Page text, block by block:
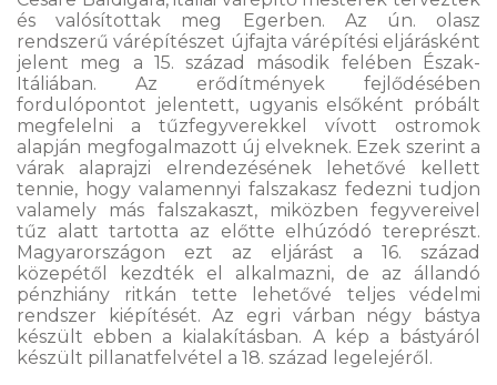
és valósítottak meg Egerben. Az ún. olasz
rendszerű várépítészet újfajta várépítési eljárásként
jelent meg a 15. század második felében Észak-
Itáliában. Az erődítmények fejlődésében
fordulópontot jelentett, ugyanis elsőként próbált
megfelelni a tűzfegyverekkel vívott ostromok
alapján megfogalmazott új elveknek. Ezek szerint a
várak alaprajzi elrendezésének lehetővé kellett
tennie, hogy valamennyi falszakasz fedezni tudjon
valamely más falszakaszt, miközben fegyvereivel
tűz alatt tartotta az előtte elhúzódó tereprészt.
Magyarországon ezt az eljárást a 16. század
közepétől kezdték el alkalmazni, de az állandó
pénzhiány ritkán tette lehetővé teljes védelmi
rendszer kiépítését. Az egri várban négy bástya
készült ebben a kialakításban. A kép a bástyáról
készült pillanatfelvétel a 18. század legelejéről.